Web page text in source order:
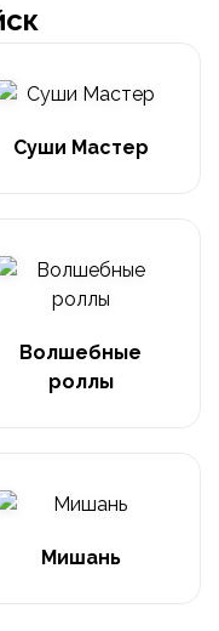
Суши Мастер
Волшебные
роллы
Мишань